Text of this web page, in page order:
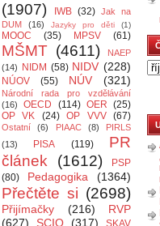
(1907)
IWB (32) Jak na
DUM
(16) Jazyky pro děti (1)
MOOC (35) MPSV (61)
MŠMT (4611)
NAEP
(14)
NIDM (58) NIDV (228)
NÚOV (55) NÚV (321)
Národní rada pro vzdělávání
(16)
OECD (114) OER (25)
OP VK
(24) OP VVV (67)
Ostatní (6) PIAAC (8)
PIRLS
(13)
PISA (119)
PR
článek
(1612)
PSP
(80)
Pedagogika (1364)
Přečtěte si (2698)
Přijímačky (216)
RVP
(627)
SCIO (317)
SKAV